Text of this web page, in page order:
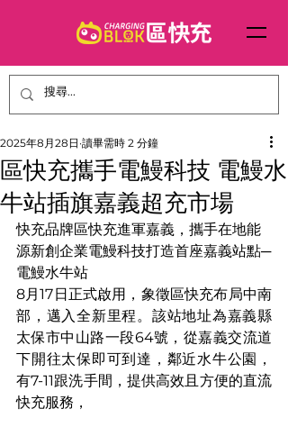
區快充攜手電鰻科技 電鰻水
牛站插旗嘉義超充市場
2025年8月28日 讀畢需時 2 分鐘
快充品牌區快充進軍嘉義，攜手在地能
源新創企業電鰻科技打造首座嘉義站點─
電鰻水牛站
8月17日正式啟用，象徵區快充布局中南
部，邁入全新里程。該站地址為嘉義縣
太保市中山路一段64號，從嘉義交流道
下開往太保即可到達，鄰近水牛公園，
有7-11跟洗手間，提供高效且方便的直流
快充服務，